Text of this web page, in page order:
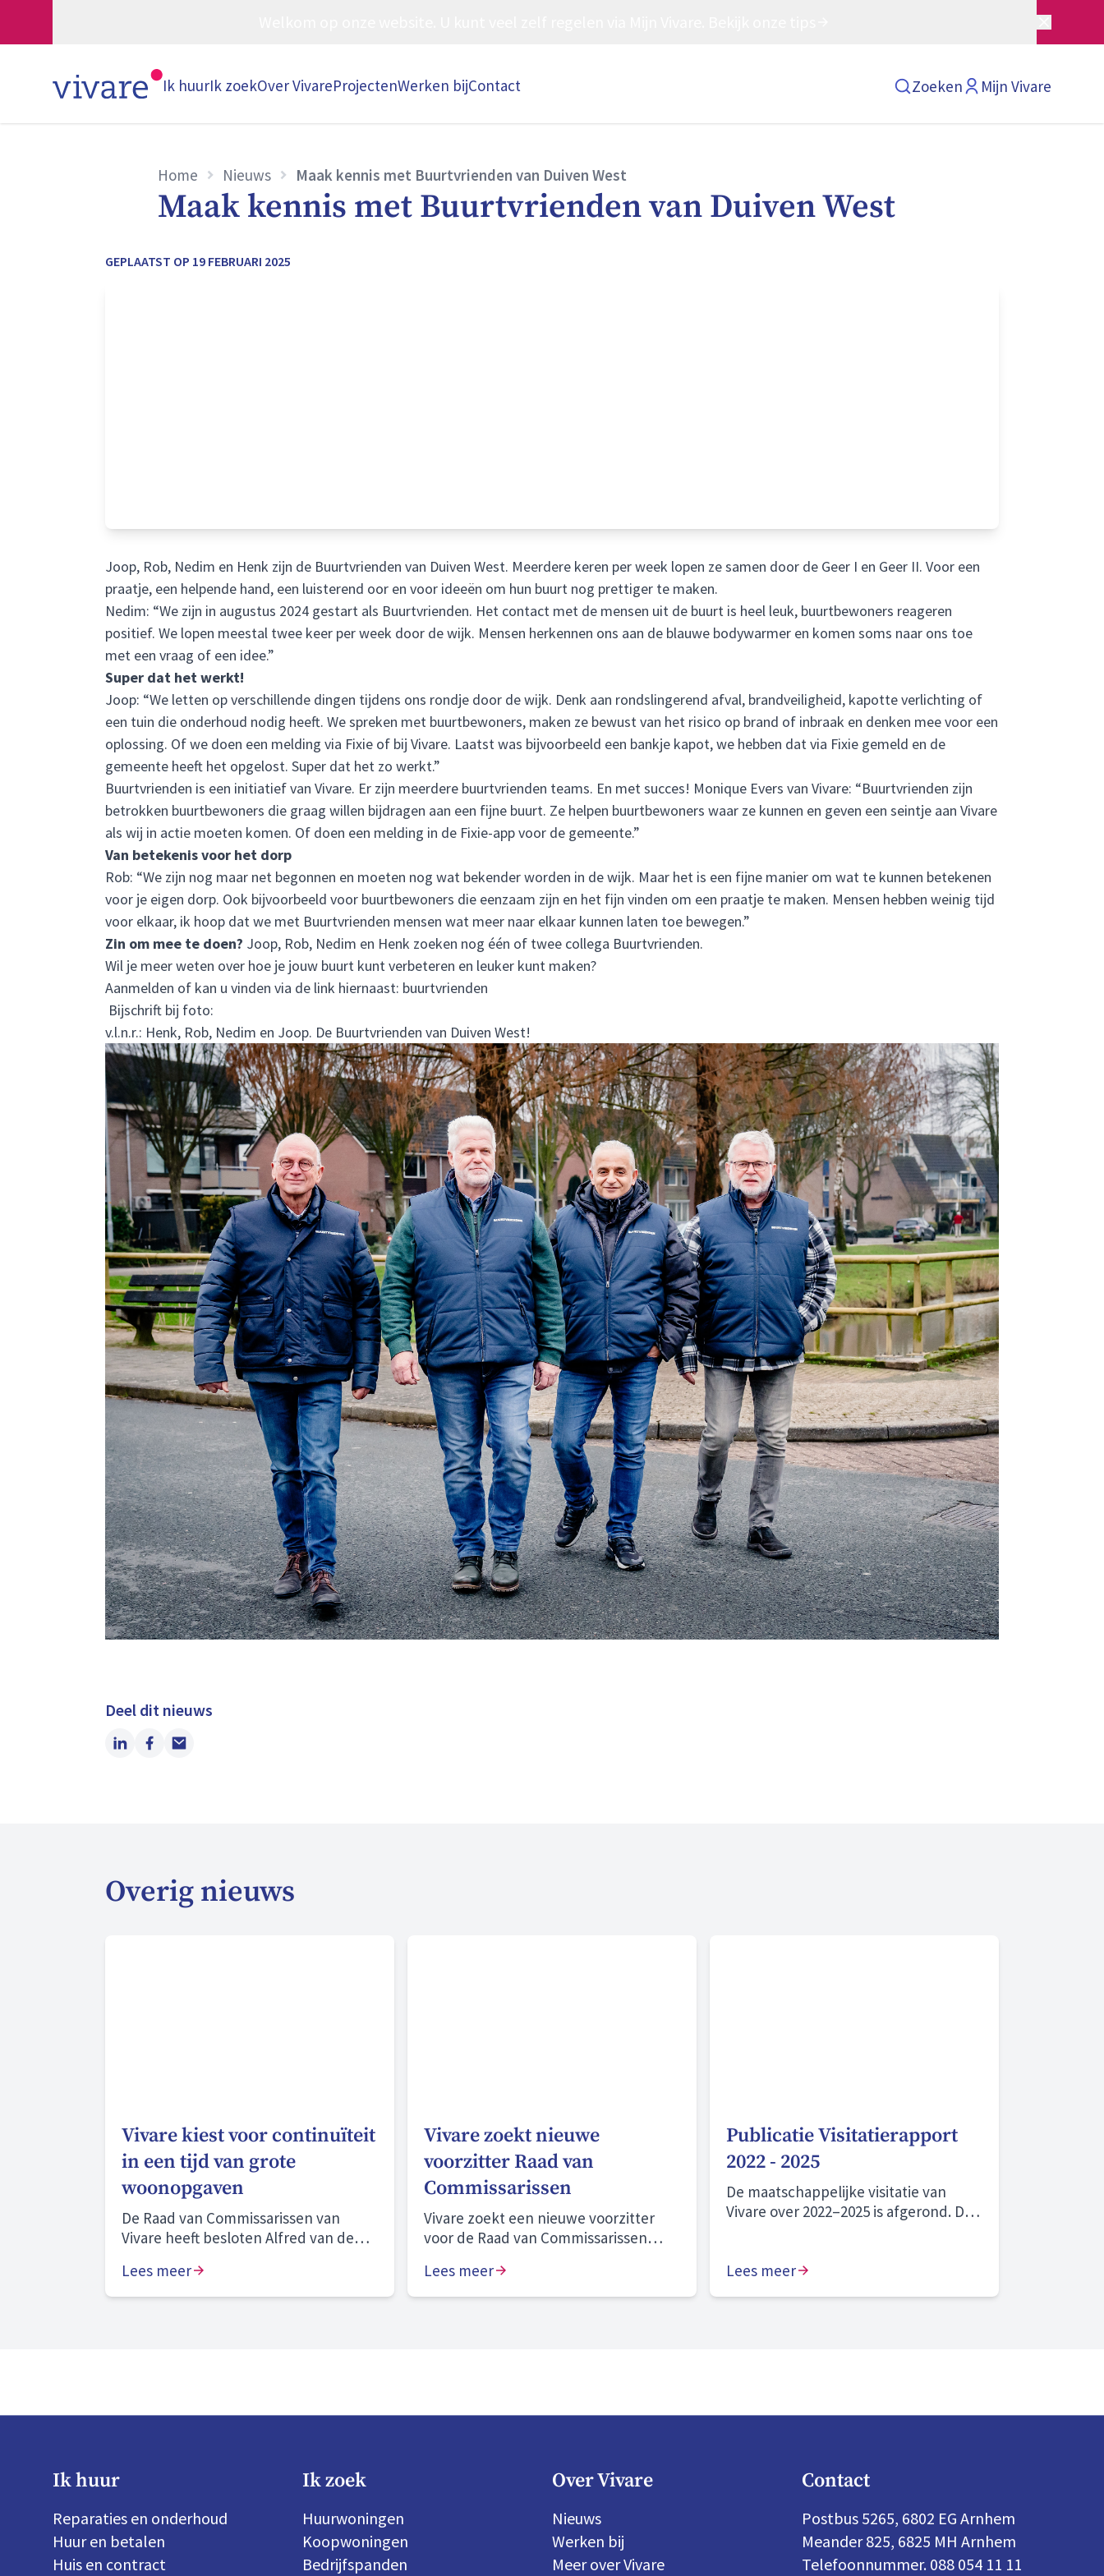
Ik huurIk zoekOver VivareProjectenWerken bijContact Zoeken Mijn Vivare
Home Nieuws Maak kennis met Buurtvrienden van Duiven West
Maak kennis met Buurtvrienden van Duiven West
GEPLAATST OP 19 FEBRUARI 2025
Joop, Rob, Nedim en Henk zijn de Buurtvrienden van Duiven West. Meerdere keren per week lopen ze samen door de Geer I en Geer II. Voor een
praatje, een helpende hand, een luisterend oor en voor ideeën om hun buurt nog prettiger te maken.
Nedim: “We zijn in augustus 2024 gestart als Buurtvrienden. Het contact met de mensen uit de buurt is heel leuk, buurtbewoners reageren
positief. We lopen meestal twee keer per week door de wijk. Mensen herkennen ons aan de blauwe bodywarmer en komen soms naar ons toe
met een vraag of een idee.”
Super dat het werkt!
Joop: “We letten op verschillende dingen tijdens ons rondje door de wijk. Denk aan rondslingerend afval, brandveiligheid, kapotte verlichting of
een tuin die onderhoud nodig heeft. We spreken met buurtbewoners, maken ze bewust van het risico op brand of inbraak en denken mee voor een
oplossing. Of we doen een melding via Fixie of bij Vivare. Laatst was bijvoorbeeld een bankje kapot, we hebben dat via Fixie gemeld en de
gemeente heeft het opgelost. Super dat het zo werkt.”
Buurtvrienden is een initiatief van Vivare. Er zijn meerdere buurtvrienden teams. En met succes! Monique Evers van Vivare: “Buurtvrienden zijn
betrokken buurtbewoners die graag willen bijdragen aan een fijne buurt. Ze helpen buurtbewoners waar ze kunnen en geven een seintje aan Vivare
als wij in actie moeten komen. Of doen een melding in de Fixie-app voor de gemeente.”
Van betekenis voor het dorp
Rob: “We zijn nog maar net begonnen en moeten nog wat bekender worden in de wijk. Maar het is een fijne manier om wat te kunnen betekenen
voor je eigen dorp. Ook bijvoorbeeld voor buurtbewoners die eenzaam zijn en het fijn vinden om een praatje te maken. Mensen hebben weinig tijd
voor elkaar, ik hoop dat we met Buurtvrienden mensen wat meer naar elkaar kunnen laten toe bewegen.”
Zin om mee te doen? Joop, Rob, Nedim en Henk zoeken nog één of twee collega Buurtvrienden.
Wil je meer weten over hoe je jouw buurt kunt verbeteren en leuker kunt maken?
Aanmelden of kan u vinden via de link hiernaast: buurtvrienden
Bijschrift bij foto:
v.l.n.r.: Henk, Rob, Nedim en Joop. De Buurtvrienden van Duiven West!
Deel dit nieuws
LinkedIn
Facebook
Email
Overig nieuws
Vivare kiest voor continuïteit
in een tijd van grote
woonopgaven
De Raad van Commissarissen van
Vivare heeft besloten Alfred van den
als bestuurder.
Lees meer
Vivare zoekt nieuwe
voorzitter Raad van
Commissarissen
Vivare zoekt een nieuwe voorzitter
voor de Raad van Commissarissen
Lees meer
Publicatie Visitatierapport
2022 - 2025
De maatschappelijke visitatie van
Vivare over 2022–2025 is afgerond. De
onze zichtbare aanwezigheid in onze
Lees meer
Ik huur
Reparaties en onderhoud
Huur en betalen
Huis en contract
Ik zoek
Huurwoningen
Koopwoningen
Bedrijfspanden
Over Vivare
Nieuws
Werken bij
Meer over Vivare
Contact
Postbus 5265, 6802 EG Arnhem
Meander 825, 6825 MH Arnhem
Telefoonnummer. 088 054 11 11